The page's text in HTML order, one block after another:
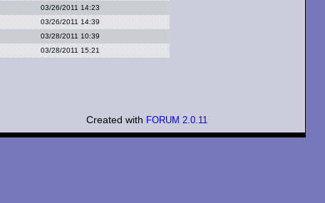
03/26/2011 14:23
03/26/2011 14:39
03/28/2011 10:39
03/28/2011 15:21
Created with FORUM 2.0.11